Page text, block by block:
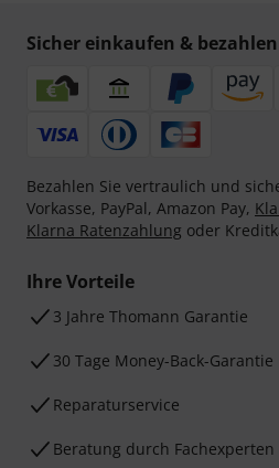
Sicher einkaufen & bezahlen
Bezahlen Sie vertraulich und
Vorkasse, PayPal, Amazon Pay,
Klarna Ratenzahlung oder
Ihre Vorteile
3 Jahre Thomann Garantie
30 Tage Money-Back-Garantie
Reparaturservice
Beratung durch Fachexperten